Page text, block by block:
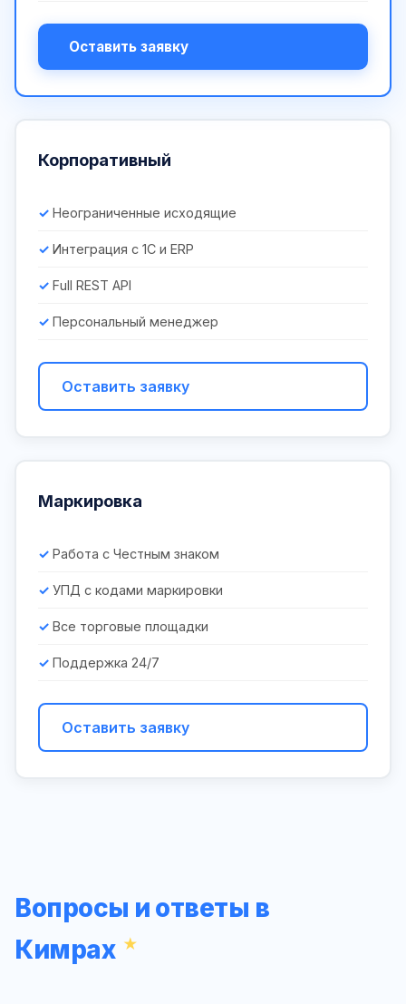
Оставить заявку
Корпоративный
Неограниченные исходящие
Интеграция с 1С и ERP
Full REST API
Персональный менеджер
Оставить заявку
Маркировка
Работа с Честным знаком
УПД с кодами маркировки
Все торговые площадки
Поддержка 24/7
Оставить заявку
Вопросы и ответы в
Кимрах